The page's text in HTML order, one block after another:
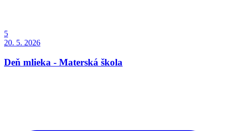
5
20. 5. 2026
Deň mlieka - Materská škola